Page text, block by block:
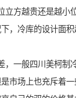
立方越贵还是越小
，冷库的设计面
，一般四川美柯制
市场上也充斥着